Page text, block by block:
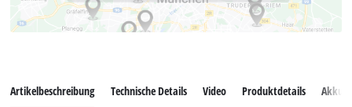
Artikelbeschreibung Technische Details Video Produktdetails